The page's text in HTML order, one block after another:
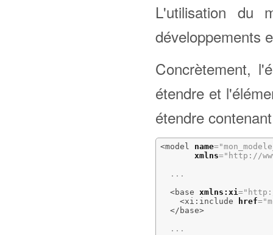
L'utilisation du
développements
Concrètement,
étendre et
étendre
<model name=
xmlns="http://
  ...
<base xmlns:xi=
<xi:include
href=
</base>
  ...